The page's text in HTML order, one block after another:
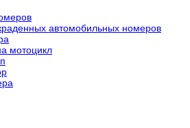
автомобильных номеров
мотоцикл